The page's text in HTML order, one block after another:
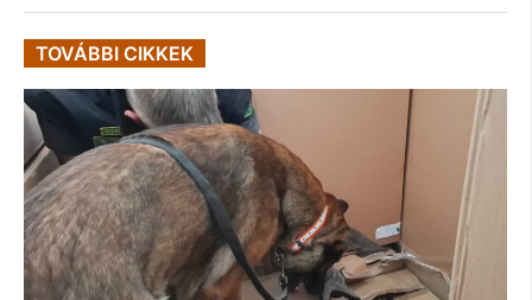
TOVÁBBI CIKKEK